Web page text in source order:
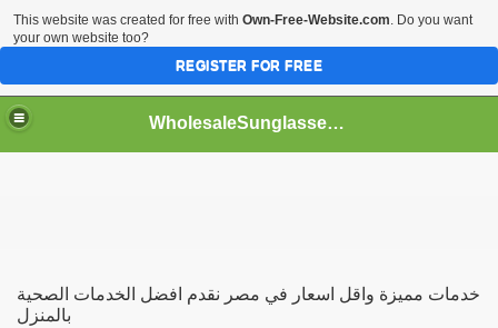
WholesaleSunglasses3b
خدمات مميزة واقل اسعار في مصر نقدم افضل الخدمات الصحية
بالمنزل
This website was created for free with Own-Free-Website.com. Do you want
your own website too?
REGISTER FOR FREE